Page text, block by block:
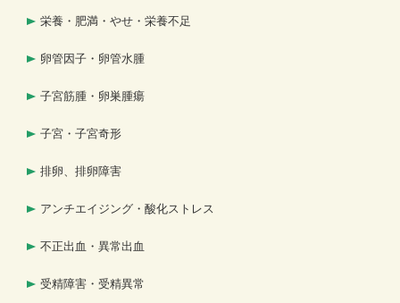
栄養・肥満・やせ・栄養不足
卵管因子・卵管水腫
子宮筋腫・卵巣腫瘍
子宮・子宮奇形
排卵、排卵障害
アンチエイジング・酸化ストレス
不正出血・異常出血
受精障害・受精異常